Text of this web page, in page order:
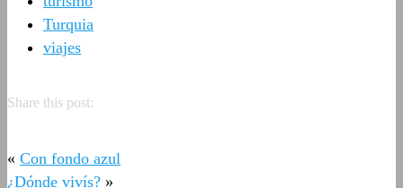
Turquia
viajes
Share this post:
« Con fondo azul
¿Dónde vivís? »